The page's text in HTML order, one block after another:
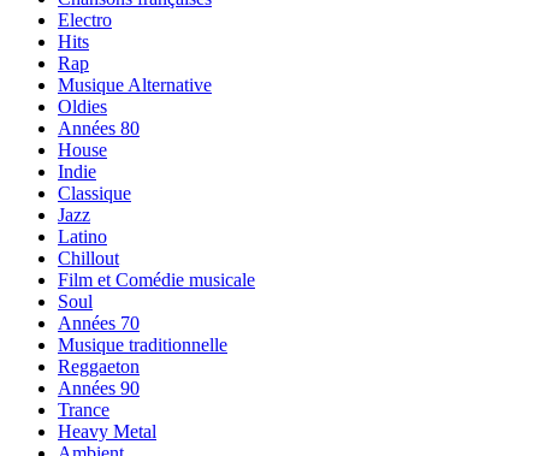
Electro
Hits
Rap
Musique Alternative
Oldies
Années 80
House
Indie
Classique
Jazz
Latino
Chillout
Film et Comédie musicale
Soul
Années 70
Musique traditionnelle
Reggaeton
Années 90
Trance
Heavy Metal